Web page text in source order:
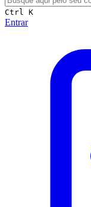
Ctrl K
Entrar